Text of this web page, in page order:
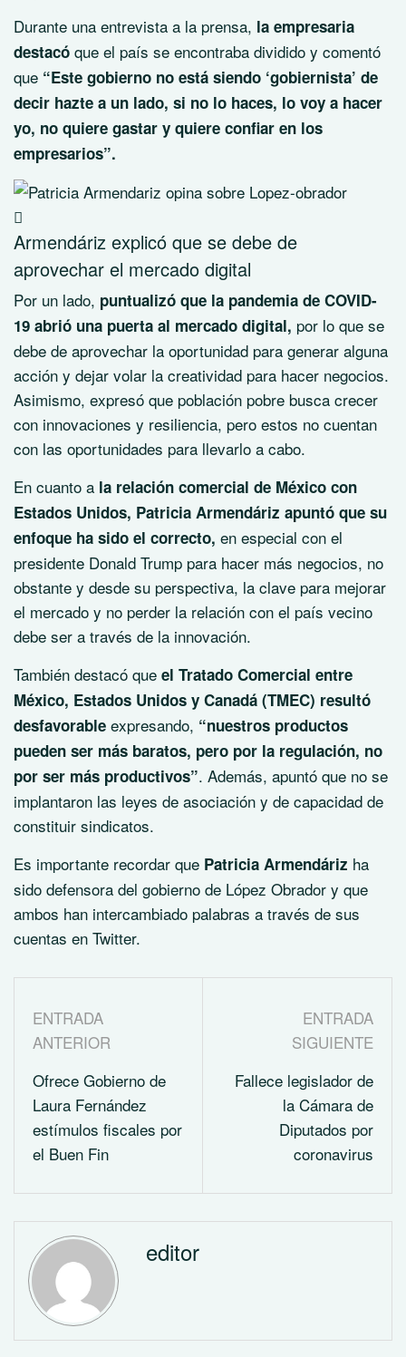
Durante una entrevista a la prensa, la empresaria
destacó que el país se encontraba dividido y comentó
que “Este gobierno no está siendo ‘gobiernista’ de
decir hazte a un lado, si no lo haces, lo voy a hacer
yo, no quiere gastar y quiere confiar en los
empresarios”.
Armendáriz explicó que se debe de
aprovechar el mercado digital
Por un lado, puntualizó que la pandemia de COVID-
19 abrió una puerta al mercado digital, por lo que se
debe de aprovechar la oportunidad para generar alguna
acción y dejar volar la creatividad para hacer negocios.
Asimismo, expresó que población pobre busca crecer
con innovaciones y resiliencia, pero estos no cuentan
con las oportunidades para llevarlo a cabo.
En cuanto a la relación comercial de México con
Estados Unidos, Patricia Armendáriz apuntó que su
enfoque ha sido el correcto, en especial con el
presidente Donald Trump para hacer más negocios, no
obstante y desde su perspectiva, la clave para mejorar
el mercado y no perder la relación con el país vecino
debe ser a través de la innovación.
También destacó que el Tratado Comercial entre
México, Estados Unidos y Canadá (TMEC) resultó
desfavorable expresando, “nuestros productos
pueden ser más baratos, pero por la regulación, no
por ser más productivos”. Además, apuntó que no se
implantaron las leyes de asociación y de capacidad de
constituir sindicatos.
Es importante recordar que Patricia Armendáriz ha
sido defensora del gobierno de López Obrador y que
ambos han intercambiado palabras a través de sus
cuentas en Twitter.
ENTRADA
ANTERIOR
Ofrece Gobierno de
Laura Fernández
estímulos fiscales por
el Buen Fin
ENTRADA
SIGUIENTE
Fallece legislador de
la Cámara de
Diputados por
coronavirus
editor